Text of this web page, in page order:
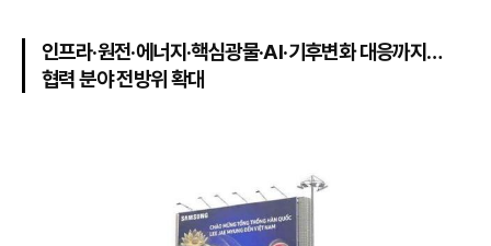
인프라·원전·에너지·핵심광물·AI·기후변화 대응까지…
협력 분야 전방위 확대